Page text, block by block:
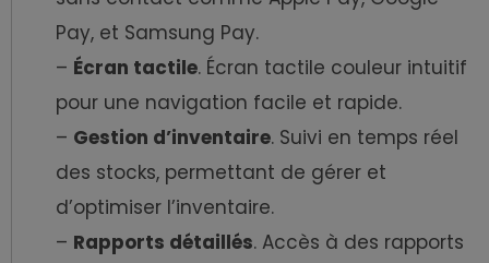
Pay, et Samsung Pay.
– Écran tactile. Écran tactile couleur intuitif
pour une navigation facile et rapide.
– Gestion d’inventaire. Suivi en temps réel
des stocks, permettant de gérer et
d’optimiser l’inventaire.
– Rapports détaillés. Accès à des rapports